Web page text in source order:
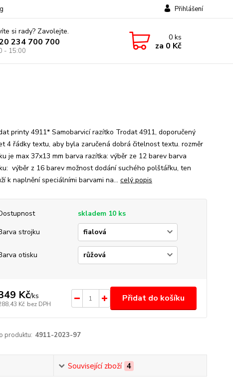
Přihlášení
si rady? Zavolejte.
234 700 700
- 15:00
0ks
za 0 Kč
printy 4911* Samobarvicí razítko Trodat 4911, doporučený
4 řádky textu, aby byla zaručená dobrá čitelnost textu. rozměr
je max 37x13 mm barva razítka: výběr ze 12 barev barva
výběr z 16 barev možnost dodání suchého polštářku, ten
k naplnění speciálními barvami na... celý popis
skladem 10 ks
strojku
otisku
Kč/ks
Kč bez DPH
Přidat do košíku
produktu: 4911-2023-97
Související zboží 4